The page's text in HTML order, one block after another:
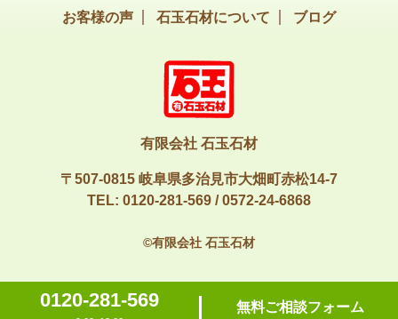
お客様の声 石玉石材について ブログ
有限会社 石玉石材
〒507-0815 岐阜県多治見市大畑町赤松14-7
TEL: 0120-281-569 /0572-24-6868
©有限会社 石玉石材
0120-281-569 無料ご相談フォーム